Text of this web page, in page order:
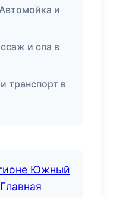
и
и спа в
транспорт в
Южный
Главная